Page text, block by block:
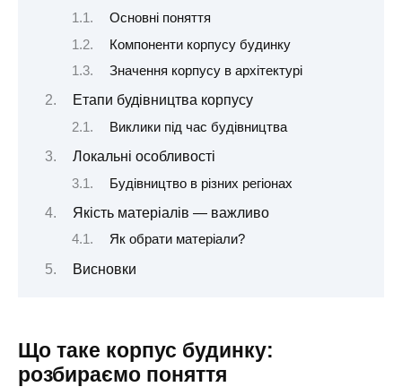
Основні поняття
Компоненти корпусу будинку
Значення корпусу в архітектурі
Етапи будівництва корпусу
Виклики під час будівництва
Локальні особливості
Будівництво в різних регіонах
Якість матеріалів — важливо
Як обрати матеріали?
Висновки
Що таке корпус будинку:
розбираємо поняття